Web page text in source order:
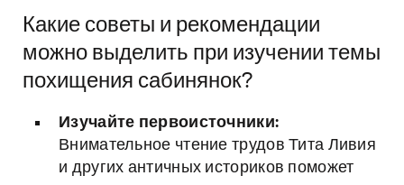
Какие советы и рекомендации
можно выделить при изучении темы
похищения сабинянок?
Изучайте первоисточники:
Внимательное чтение трудов Тита Ливия
и других античных историков поможет